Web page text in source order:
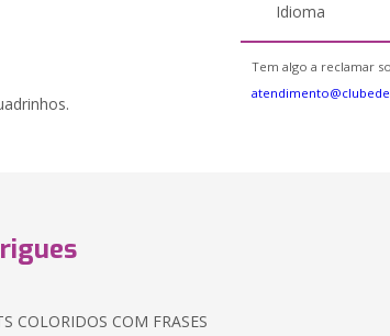
Idioma
Tem algo a reclamar
COLORIDOS COM FRASES